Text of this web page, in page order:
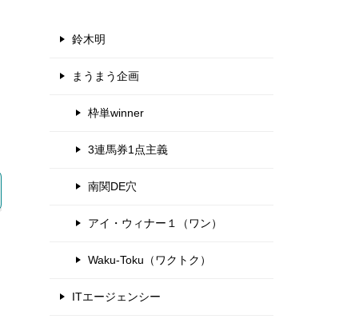
鈴木明
まうまう企画
枠単winner
3連馬券1点主義
南関DE穴
アイ・ウィナー１（ワン）
Waku-Toku（ワクトク）
ITエージェンシー